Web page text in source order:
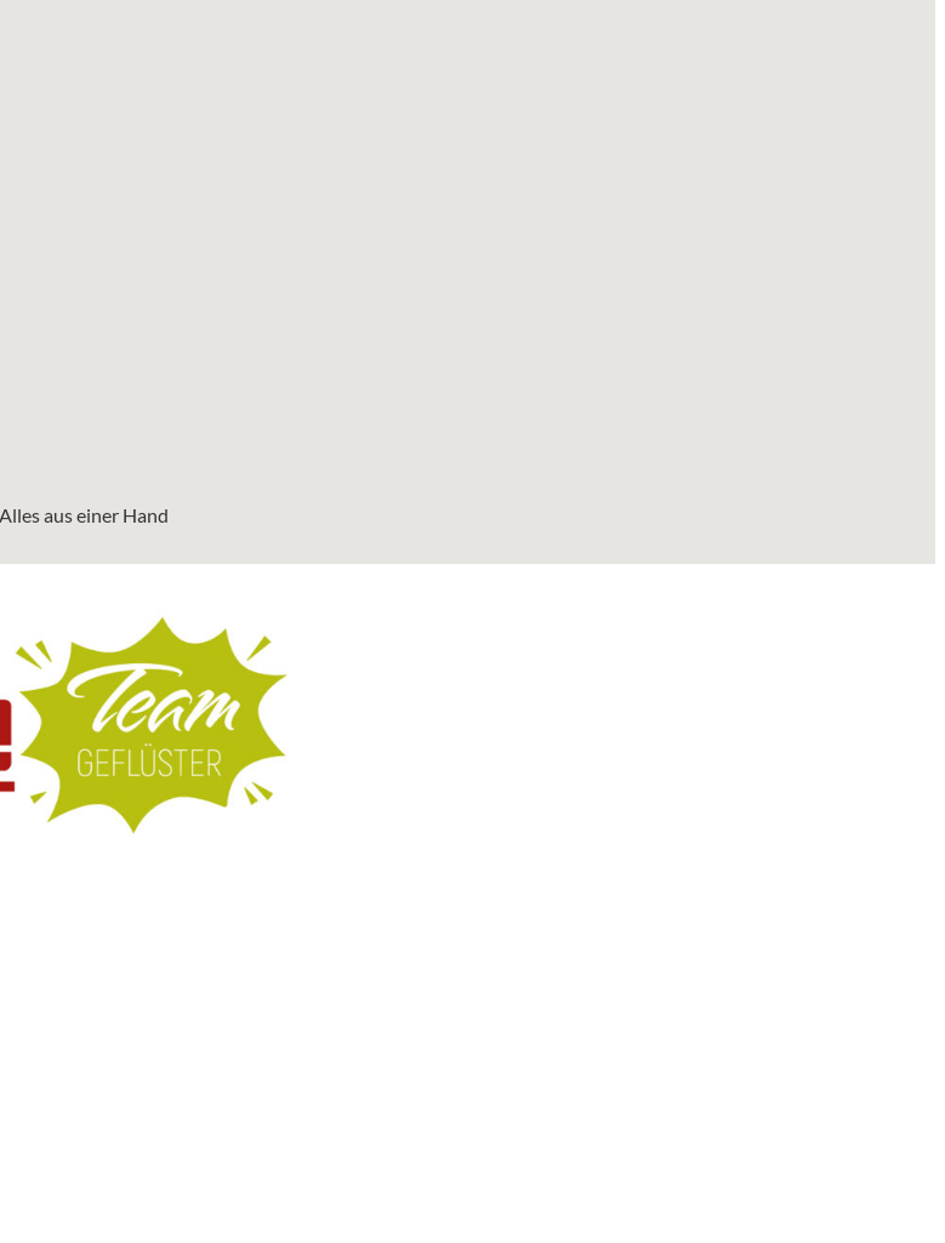
Alles aus einer Hand